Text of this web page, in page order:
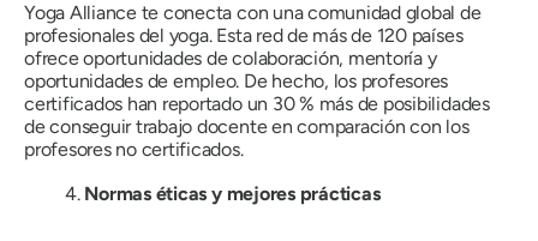
Yoga Alliance te conecta con una comunidad global de
profesionales del yoga. Esta red de más de 120 países
ofrece oportunidades de colaboración, mentoría y
oportunidades de empleo. De hecho, los profesores
certificados han reportado un 30 % más de posibilidades
de conseguir trabajo docente en comparación con los
profesores no certificados.
Normas éticas y mejores prácticas